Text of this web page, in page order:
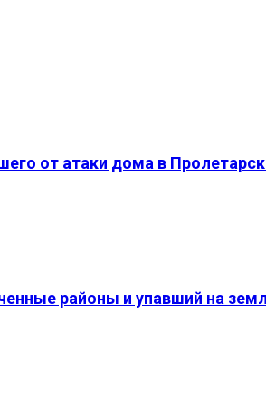
от атаки дома в
районы и упавший на